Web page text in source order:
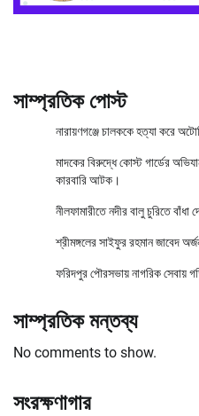
সাম্প্রতিক পোস্ট
নারায়ণগঞ্জে চালককে হত্যা করে
মাদকের বিরুদ্ধে কোস্ট গার্ডের
কারবারি আটক।
নীলফামারীতে নদীর বালু চুরিতে বাঁধা
শ্রীমঙ্গলের সাইফুর রহমান জাবেদ
ফরিদপুর পৌরসভায় নাগরিক সেবায়
সাম্প্রতিক মন্তব্য
No comments to show.
সংরক্ষণাগার